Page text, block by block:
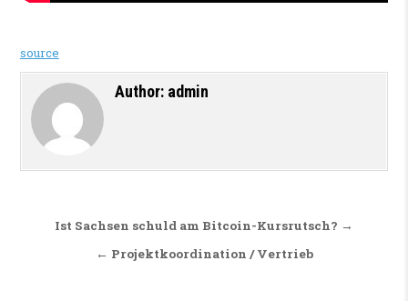
source
Author: admin
Beitragsnavigation
Ist Sachsen schuld am Bitcoin-Kursrutsch? →
← Projektkoordination / Vertrieb